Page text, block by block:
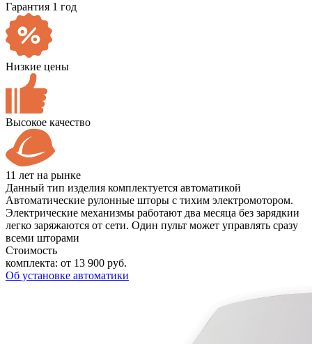
Гарантия 1 год
Низкие цены
Высокое качество
11 лет на рынке
Данный тип изделия комплектуется автоматикой
Автоматические рулонные шторы с тихим электромотором.
Электрические механизмы работают два месяца без зарядкии
легко заряжаются от сети. Один пульт может управлять сразу
всеми шторами
Стоимость
комплекта: от 13 900 руб.
Об установке автоматики